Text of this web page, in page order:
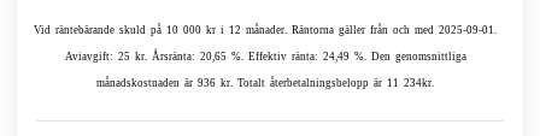
Vid räntebärande skuld på 10 000 kr i 12 månader. Räntorna gäller från och med 2025-09-01.
Aviavgift: 25 kr. Årsränta: 20,65 %. Effektiv ränta: 24,49 %. Den genomsnittliga
månadskostnaden är 936 kr. Totalt återbetalningsbelopp är 11 234kr.